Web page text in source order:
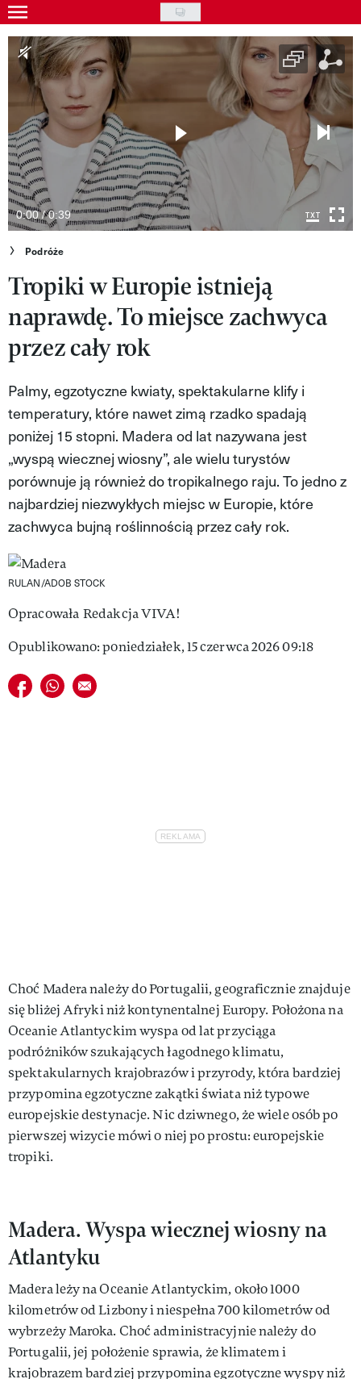
Skip
to
main
content
Gwiazdy
Ludzie
Moda
Uroda
Styl życia
Kultura
Wideo
Nasze akcje
VIVA!ART
VIVA!MODA
VIVA!MAN
VIVA!PEOPLE POWER
VIVA!ITAKA
MAGAZYN VIVA!
0:00 / 0:39
Podróże
Tropiki w Europie istnieją
naprawdę. To miejsce zachwyca
przez cały rok
Palmy, egzotyczne kwiaty, spektakularne klify i
temperatury, które nawet zimą rzadko spadają
poniżej 15 stopni. Madera od lat nazywana jest
„wyspą wiecznej wiosny”, ale wielu turystów
porównuje ją również do tropikalnego raju. To jedno z
najbardziej niezwykłych miejsc w Europie, które
zachwyca bujną roślinnością przez cały rok.
RULAN/ADOB STOCK
Opracowała Redakcja VIVA!
Opublikowano: poniedziałek, 15 czerwca 2026 09:18
Udostępnij na facebook
Udostępnij na whatsapp
E-mail do przyjaciela
Choć Madera należy do Portugalii, geograficznie znajduje
się bliżej Afryki niż kontynentalnej Europy. Położona na
Oceanie Atlantyckim wyspa od lat przyciąga
podróżników szukających łagodnego klimatu,
spektakularnych krajobrazów i przyrody, która bardziej
przypomina egzotyczne zakątki świata niż typowe
europejskie destynacje. Nic dziwnego, że wiele osób po
pierwszej wizycie mówi o niej po prostu: europejskie
tropiki.
Madera. Wyspa wiecznej wiosny na
Atlantyku
Madera leży na Oceanie Atlantyckim, około 1000
kilometrów od Lizbony i niespełna 700 kilometrów od
wybrzeży Maroka. Choć administracyjnie należy do
Portugalii, jej położenie sprawia, że klimatem i
krajobrazem bardziej przypomina egzotyczne wyspy niż